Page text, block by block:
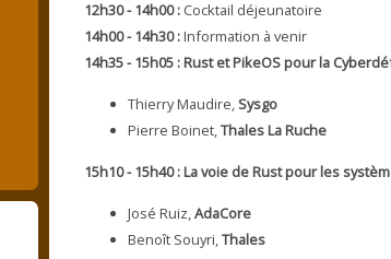
12h30 - 14h00 : Cocktail déjeunatoire
14h00 - 14h30 : Information à venir
14h35 - 15h05 : Rust et PikeOS pour la
Thierry Maudire, Sysgo
Pierre Boinet,Thales La Ruche
15h10 - 15h40 : La voie de Rust pour les
José Ruiz,AdaCore
Benoît Souyri,Thales